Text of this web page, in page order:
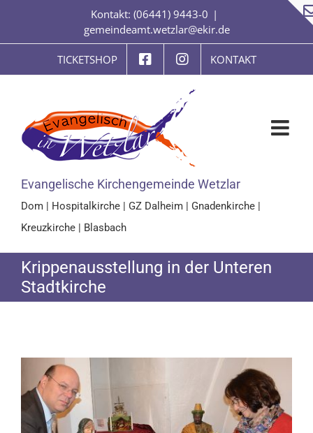
springen
Kontakt: (06441) 9443-0 |
gemeindeamt.wetzlar@ekir.de
TICKETSHOP KONTAKT
Evangelische Kirchengemeinde Wetzlar
Dom | Hospitalkirche | GZ Dalheim | Gnadenkirche |
Kreuzkirche | Blasbach
Krippenausstellung in der Unteren
Stadtkirche
Zeige
grösseres
Bild